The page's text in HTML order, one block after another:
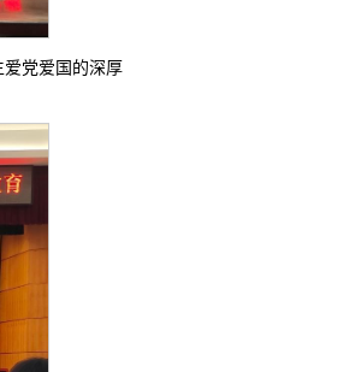
党爱国的深厚